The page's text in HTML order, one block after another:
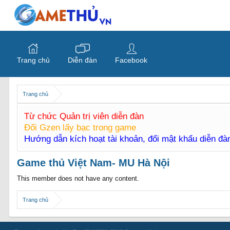
Trang chủ
Từ chức Quản trị viên diễn đàn
Đổi Gzen lấy bạc trong game
Hướng dẫn kích hoạt tài khoản, đổi mật khẩu diễn
Game thủ Việt Nam- MU Hà Nội
This member does not have any content.
Trang chủ
Trang chủ Diễn đàn Facebook